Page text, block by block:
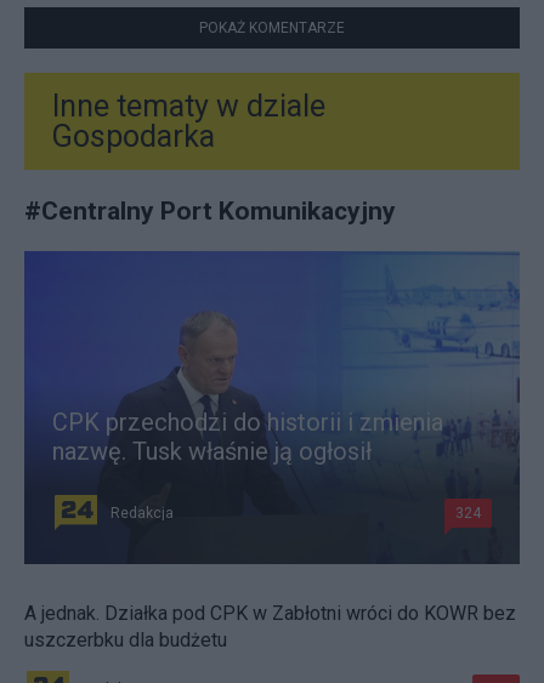
POKAŻ KOMENTARZE
Inne tematy w dziale
Gospodarka
#Centralny Port Komunikacyjny
CPK przechodzi do historii i zmienia
nazwę. Tusk właśnie ją ogłosił
Redakcja 324
A jednak. Działka pod CPK w Zabłotni wróci do KOWR bez
uszczerbku dla budżetu